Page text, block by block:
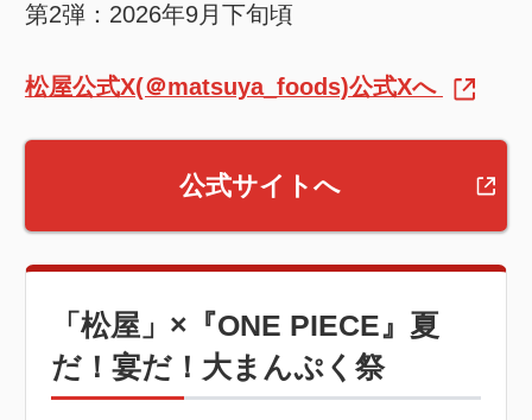
第2弾：2026年9月下旬頃
松屋公式X(＠matsuya_foods)公式Xへ
公式サイトへ
「松屋」×『ONE PIECE』夏
だ！宴だ！大まんぷく祭